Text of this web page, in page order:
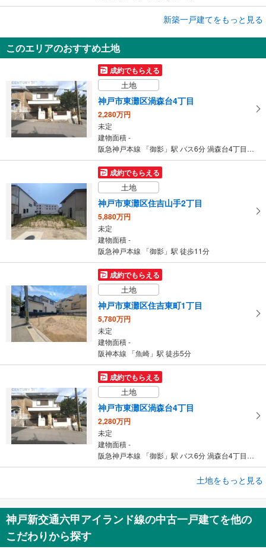
神戸市東灘区魚崎南町6丁目
5,490万円
2SLDK
建物面積 111.93m
阪神本線 「青木」駅 徒歩7分
新築一戸建てをもっと見る
このエリアのおすすめ土地
成約でもらえる
土地
神戸市東灘区渦森台4丁目
2,280万円
未定
建物面積 -
阪急神戸本線 「御影」駅 バス6分 渦森台4丁目 バス停下車 徒歩2分
成約でもらえる
土地
神戸市東灘区住吉山手2丁目
5,880万円
未定
建物面積 -
阪急神戸本線 「御影」駅 徒歩11分
成約でもらえる
土地
神戸市東灘区住吉東町1丁目
5,780万円
未定
建物面積 -
阪神本線 「魚崎」駅 徒歩5分
成約でもらえる
土地
神戸市東灘区渦森台4丁目
2,280万円
未定
建物面積 -
阪急神戸本線 「御影」駅 バス6分 渦森台4丁目 バス停下車 徒歩2分
神戸市東灘区御影山手3丁目
2,780万円
建物面積 -
土地をもっと見る
神戸新交通六甲アイランド線の中古一戸建てを他の
こだわりから探す